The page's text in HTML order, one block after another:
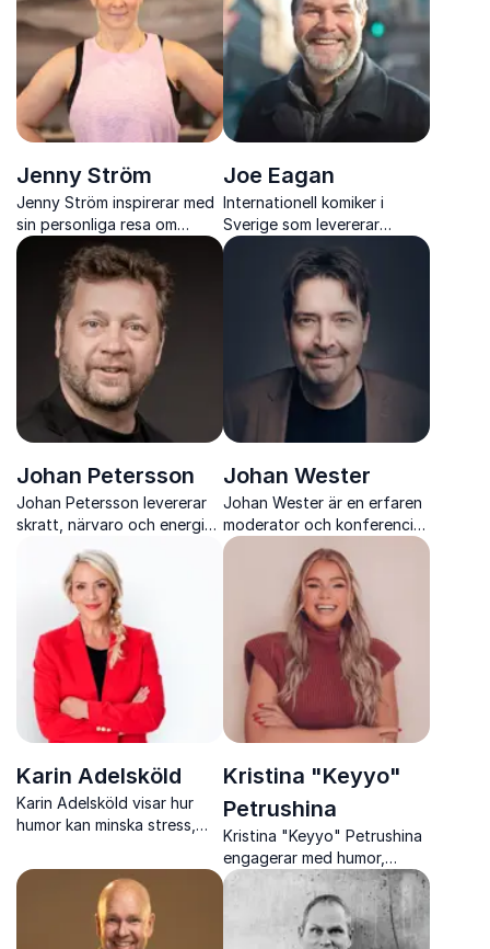
arbetsglädje
Jenny Ström
Jenny Ström inspirerar med
sin personliga resa om
motgångar, styrka och
hållbar hälsa
Joe Eagan
Internationell komiker i
Sverige som levererar
skräddarsydd humor på
engelska och svenska med
musik, bilder och stand up
Johan Petersson
Johan Petersson levererar
skratt, närvaro och energi
genom sitt unika Humorquiz
och över 30 års erfarenhet
från scen och TV
Johan Wester
Johan Wester är en erfaren
moderator och konferencier
som kombinerar humor,
närvaro och bred
allmänbildning
Karin Adelsköld
Karin Adelsköld visar hur
humor kan minska stress,
hållbara arbetsplatser med
forskning, värme och
träffsäker humor.
Kristina "Keyyo"
Petrushina
Kristina "Keyyo" Petrushina
engagerar med humor,
värme och professionalism
som lyfter varje event och
skapar stark publiknärvaro.